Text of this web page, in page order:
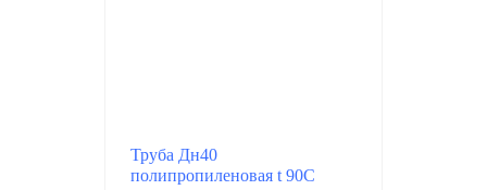
Труба Дн40
полипропиленовая t 90C